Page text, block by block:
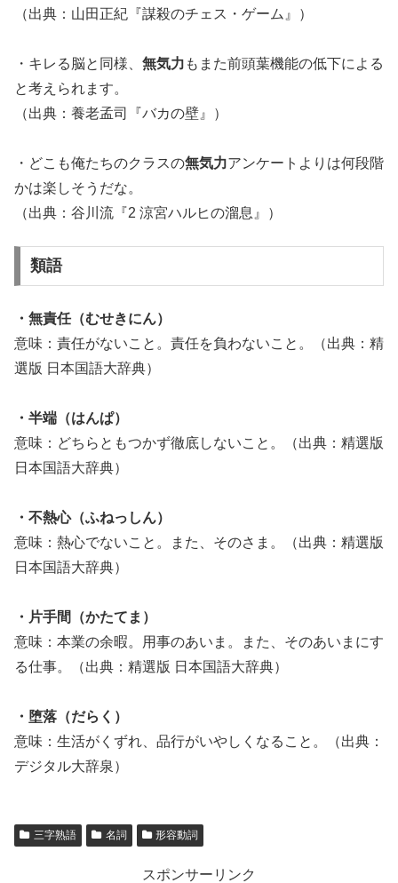
（出典：山田正紀『謀殺のチェス・ゲーム』）
・キレる脳と同様、 無気力 もまた前頭葉機能の低下による
と考えられます。
（出典：養老孟司『バカの壁』）
・どこも俺たちのクラスの無気力アンケートよりは何段階
かは楽しそうだな。
（出典：谷川流『2 涼宮ハルヒの溜息』）
類語
・無責任（むせきにん）
意味：責任がないこと。責任を負わないこと。（出典：精
選版 日本国語大辞典）
・半端（はんぱ）
意味：どちらともつかず徹底しないこと。（出典：精選版
日本国語大辞典）
・不熱心（ふねっしん）
意味：熱心でないこと。また、そのさま。（出典：精選版
日本国語大辞典）
・片手間（かたてま）
意味：本業の余暇。用事のあいま。また、そのあいまにす
る仕事。（出典：精選版 日本国語大辞典）
・堕落（だらく）
意味：生活がくずれ、品行がいやしくなること。（出典：
デジタル大辞泉）
三字熟語 名詞 形容動詞
スポンサーリンク